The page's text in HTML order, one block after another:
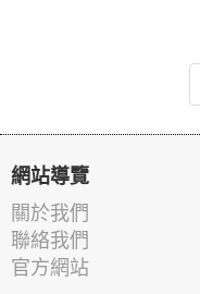
網站導覽
關於我們
聯絡我們
官方網站